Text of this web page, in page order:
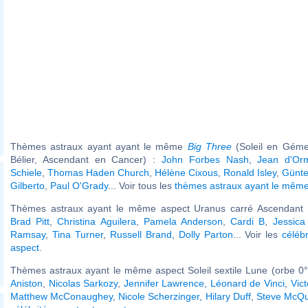
Thèmes astraux ayant ayant le même Big Three(Soleil en
Bélier, Ascendant en Cancer) : John Forbes Nash ,Jean
Schiele Thomas Haden Church Hélène Cixous Ronald Isley,
Gilberto Paul O'Grady... Voir tous les thèmes astraux ayant le
Thèmes astraux ayant le même aspect Uranus carré Ascendant
Brad Pitt ,Christina Aguilera Pamela Anderson ,Cardi B
Ramsay, Tina Turner, Russell Brand Dolly Parton ... Voir les
aspect
Thèmes astraux ayant le même aspect Soleil sextile Lune (orbe
Aniston
Nicolas Sarkozy, Jennifer Lawrence Léonard de Vinci,
Matthew McConaughey, Nicole Scherzinger, Hilary Duff, Steve